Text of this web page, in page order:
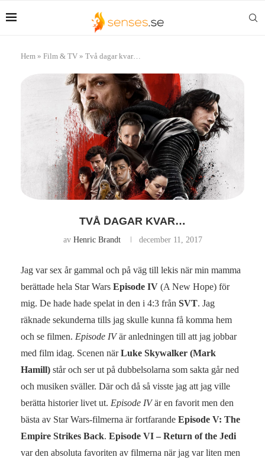
Hem » Film & TV » Två dagar kvar…
TVÅ DAGAR KVAR…
av Henric Brandt december 11, 2017
Jag var sex år gammal och på väg till lekis när min mamma
berättade hela Star Wars Episode IV (A New Hope) för
mig. De hade hade spelat in den i 4:3 från SVT. Jag
räknade sekunderna tills jag skulle kunna få komma hem
och se filmen. Episode IVär anledningen till att jag jobbar
med film idag. Scenen närLuke Skywalker (Mark
Hamill) står och ser ut på dubbelsolarna som sakta går ned
och musiken sväller. Där och då så visste jag att jag ville
berätta historier livet ut. Episode IVär en favorit men den
bästa av Star Wars-filmerna är fortfarande Episode V: The
Empire Strikes Back. Episode VI – Return of the Jedi
var den absoluta favoriten av filmerna när jag var liten men